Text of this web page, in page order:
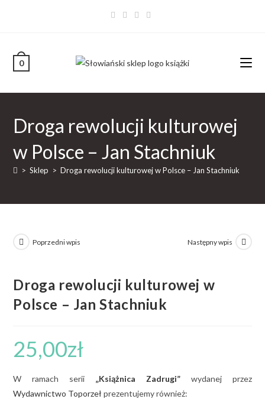
0
Droga rewolucji kulturowej
w Polsce – Jan Stachniuk
> Sklep > Droga rewolucji kulturowej w Polsce – Jan Stachniuk
Poprzedni wpis Następny wpis
Droga rewolucji kulturowej w
Polsce – Jan Stachniuk
25,00zł
W ramach serii „Książnica Zadrugi”wydanej przez
Wydawnictwo Toporzeł prezentujemy również: